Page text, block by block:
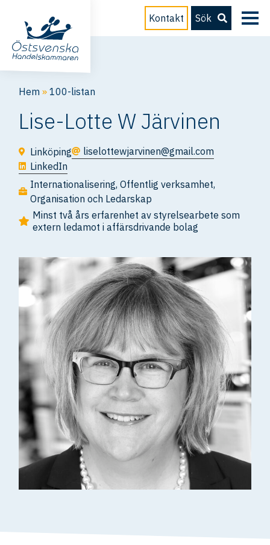
Kontakt Sök
Hem »100-listan
Lise-Lotte W Järvinen
Linköping
liselottewjarvinen@gmail.com
LinkedIn
Internationalisering,Offentlig verksamhet,
Organisation och Ledarskap
Minst två års erfarenhet av styrelsearbete som
extern ledamot i affärsdrivande bolag